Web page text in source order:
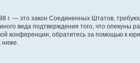
г. — это закон Соединенных Штатов,
вида подтверждения того, что
конференции, обратитесь за помощью к